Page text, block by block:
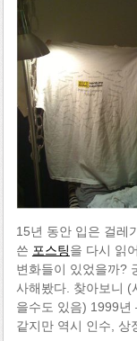
15년 동안 입은 걸레
쓴 포스팅을 다시 읽
변화들이 있었을까?
사해봤다. 찾아보니 (
을수도 있음) 1999년
같지만 역시 인수, 상